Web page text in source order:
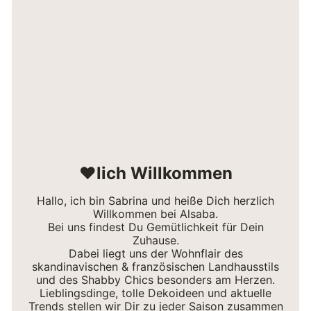
Kerzen sicher verwenden
Damit die Vorfreude auf das Fest nicht getrübt wird,
solltest du einige Sicherheitsvorkehrungen treffen:
Stelle Kerzenlaterne immer auf eine
hitzebeständige Unterlage.
Verwende nur qualitativ hochwertige
❤lich Willkommen
Hallo, ich bin Sabrina und heiße Dich herzlich
Willkommen bei Alsaba.
Bei uns findest Du Gemütlichkeit für Dein
Zuhause.
Dabei liegt uns der Wohnflair des
skandinavischen & französischen Landhausstils
und des Shabby Chics besonders am Herzen.
Lieblingsdinge, tolle Dekoideen und aktuelle
Trends stellen wir Dir zu jeder Saison zusammen